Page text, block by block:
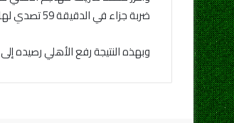
ضربة جزاء في الدقيقة 59 تصدي لها علي لطفي.
وبهذه النتيجة رفع الأهلي رصيده إلى 30 نقطة متقدماً للوصافة بعد خوض 12 مباراة ، بينما حافظ الزمالك على صدارته للدوري رغم تجمد رصيده عند 33 نقطة من 15 مباراة.